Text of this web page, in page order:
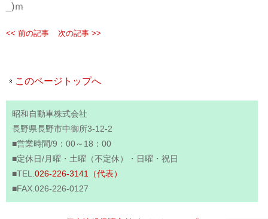
_)ｍ
<< 前の記事 次の記事 >>
このページトップへ
昭和自動車株式会社
長野県長野市中御所3-12-2
■営業時間/9：00～18：00
■定休日/月曜・土曜（不定休）・日曜・祝日
■TEL.026-226-3141（代表）
■FAX.026-226-0127